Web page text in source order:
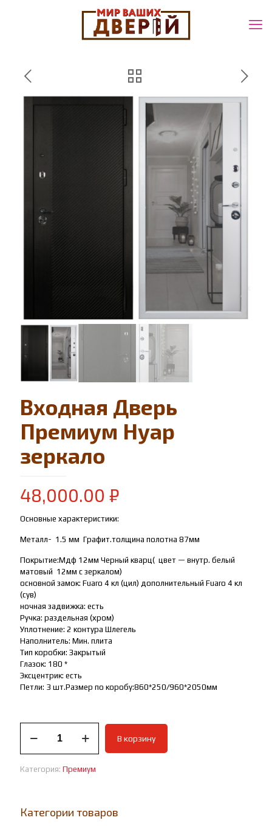
Входная Дверь
Премиум Нуар
зеркало
48,000.00 ₽
Основные характеристики:
Металл- 1.5 мм Графит.толщина полотна 87мм
Покрытие:Мдф 12мм Черный кварц( цвет — внутр. белый
матовый 12мм с зеркалом)
основной замок: Fuaro 4 кл (цил) дополнительный Fuaro 4 кл
(сув)
ночная задвижка: есть
Ручка: раздельная (хром)
Уплотнение: 2 контура Шлегель
Наполнитель: Мин. плита
Тип коробки: Закрытый
Глазок: 180 *
Эксцентрик: есть
Петли: 3 шт.Размер по коробу:860*250/960*2050мм
товара
Премиум
В корзину
Категория: Премиум
Категории товаров